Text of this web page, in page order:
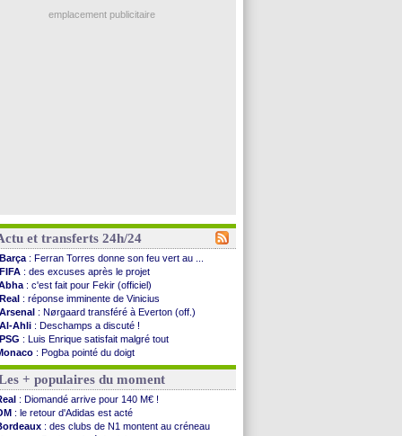
emplacement publicitaire
et transferts 24h/24
Barça : Ferran Torres donne son feu vert au ...
FIFA : des excuses après le projet
: c'est fait pour Fekir (officiel)
Real : réponse imminente de Vinicius
Arsenal : Nørgaard transféré à Everton (off.)
Al-Ahli : Deschamps a discuté !
PSG : Luis Enrique satisfait malgré tout
: Pogba pointé du doigt
: Zabiri n'est pas fan de la L1
: une offre de Fulham pour Aït Boudlal
: Thomasson et Cresswell réconciliés
: Nzonzi avait des pistes en L1
: Mangala sur le départ
: Arsenal s'incline face au Real Betis
+ populaires du moment
: Diomandé arrive pour 140 M€ !
: le retour d'Adidas est acté
: des clubs de N1 montent au créneau